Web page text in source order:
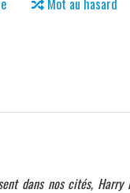
Mot au hasard
dans nos cités,